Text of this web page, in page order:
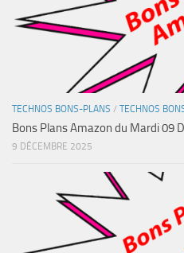
TECHNOS BONS-PLANS / TECHNOS
Bons Plans Amazon du Mardi 09
9 DÉCEMBRE 2025